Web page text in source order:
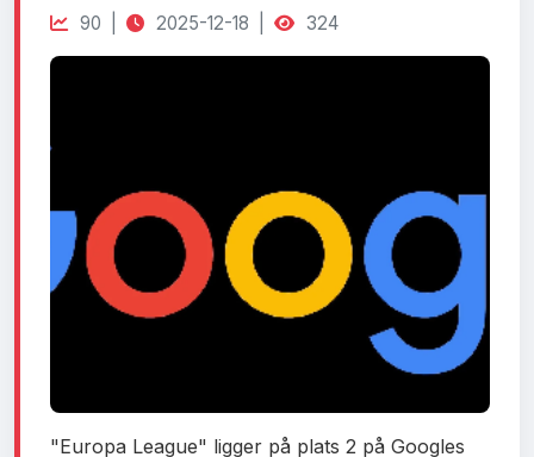
90 | 2025-12-18 | 324
"Europa League" ligger på plats 2 på Googles